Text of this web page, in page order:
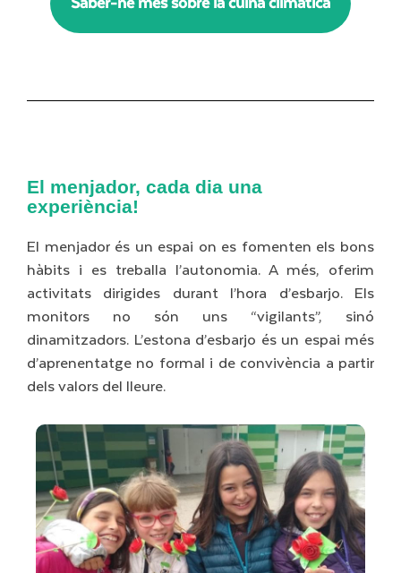
El menjador, cada dia una
experiència!
El menjador és un espai on es fomenten els bons
hàbits i es treballa l’autonomia. A més, oferim
activitats dirigides durant l’hora d’esbarjo. Els
monitors no són uns “vigilants”, sinó
dinamitzadors. L’estona d’esbarjo és un espai més
d’aprenentatge no formal i de convivència a partir
dels valors del lleure.